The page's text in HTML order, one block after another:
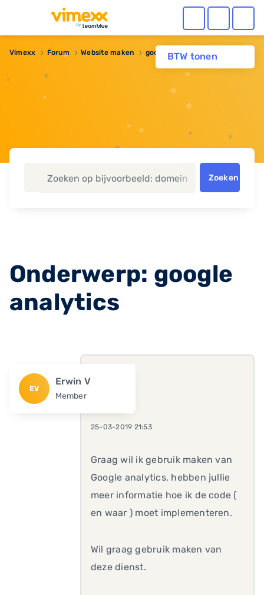
BTW tonen
Vimexx Forum Website maken google analytics
Zoeken
Onderwerp: google
analytics
EV
Erwin V
Member
25-03-2019 21:53
Graag wil ik gebruik maken van
Google analytics, hebben jullie
meer informatie hoe ik de code (
en waar ) moet implementeren.
Wil graag gebruik maken van
deze dienst.